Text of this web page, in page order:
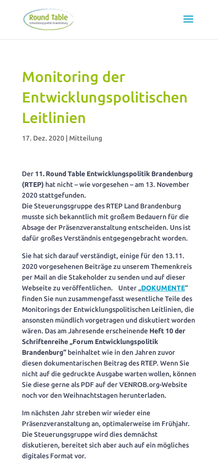
Monitoring der
Entwicklungspolitischen
Leitlinien
17. Dez. 2020| Mitteilung
Der 11. Round Table Entwicklungspolitik Brandenburg
(RTEP) hat nicht – wie vorgesehen – am 13. November
2020 stattgefunden.
Die Steuerungsgruppe des RTEP Land Brandenburg
musste sich bekanntlich mit großem Bedauern für die
Absage der Präsenzveranstaltung entscheiden. Uns ist
dafür großes Verständnis entgegengebracht worden.
Sie hat sich darauf verständigt, einige für den 13.11.
2020 vorgesehenen Beiträge zu unserem Themenkreis
per Mail an die Stakeholder zu senden und auf dieser
Webseite zu veröffentlichen. Unter „DOKUMENTE“
finden Sie nun zusammengefasst wesentliche Teile des
Monitorings der Entwicklungspolitischen Leitlinien, die
ansonsten mündlich vorgetragen und diskutiert worden
wären. Das am Jahresende erscheinende Heft 10 der
Schriftenreihe „Forum Entwicklungspolitik
Brandenburg“beinhaltet wie in den Jahren zuvor
diesen dokumentarischen Beitrag des RTEP. Wenn Sie
nicht auf die gedruckte Ausgabe warten wollen, können
Sie diese gerne als PDF auf der VENROB.org-Website
noch vor den Weihnachtstagen herunterladen.
Im nächsten Jahr streben wir wieder eine
Präsenzveranstaltung an, optimalerweise im Frühjahr.
Die Steuerungsgruppe wird dies demnächst
diskutieren, bereitet sich aber auch auf ein mögliches
digitales Format vor.